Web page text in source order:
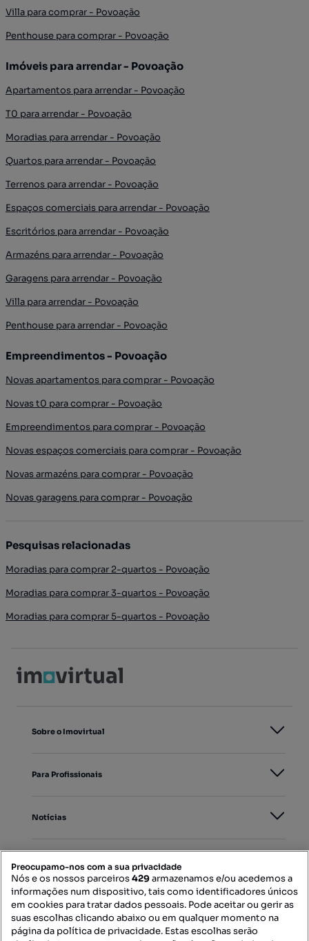
Villa para comprar - Povoação
Penthouse para comprar - Povoação
Imóveis para arrendar - Povoação
Apartamentos para arrendar - Povoação
T0 para arrendar - Povoação
Moradias para arrendar - Povoação
Quartos para arrendar - Povoação
Terrenos para arrendar - Povoação
Espaços comerciais para arrendar - Povoação
Escritórios para arrendar - Povoação
Armazéns para arrendar - Povoação
Garagens para arrendar - Povoação
Villa para arrendar - Povoação
Penthouse para arrendar - Povoação
Empreendimentos - Povoação
Novas apartamentos para comprar - Povoação
Novas t0 para comprar - Povoação
Empreendimentos para comprar - Povoação
Novas espaços comerciais para comprar - Povoação
Novas armazéns para comprar - Povoação
Novas garagens para comprar - Povoação
Pesquisas relacionadas
Moradias para comprar 2-quartos - Povoação
Moradias para comprar 3-quartos - Povoação
Moradias para comprar 5-quartos - Povoação
Sobre o Imovirtual
Para Profissionais
Notícias
Mapa do Site
Preocupamo-nos com a sua privacidade
Nós e os nossos parceiros429armazenamos e/ou acedemos a
informações num dispositivo, tais como identificadores únicos
em cookies para tratar dados pessoais. Pode aceitar ou gerir as
suas escolhas clicando abaixo ou em qualquer momento na
página da política de privacidade. Estas escolhas serão